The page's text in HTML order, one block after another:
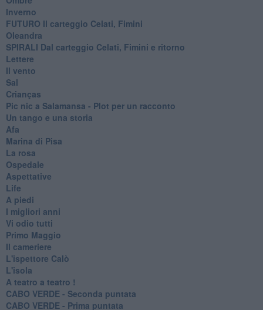
Inverno
FUTURO Il carteggio Celati, Fimini
Oleandra
SPIRALI Dal carteggio Celati, Fimini e ritorno
Lettere
Il vento
Sal
Crianças
Pic nic a Salamansa - Plot per un racconto
Un tango e una storia
Afa
Marina di Pisa
La rosa
Ospedale
Aspettative
Life
A piedi
I migliori anni
Vi odio tutti
Primo Maggio
Il cameriere
L'ispettore Calò
L'isola
A teatro a teatro !
CABO VERDE - Seconda puntata
CABO VERDE - Prima puntata